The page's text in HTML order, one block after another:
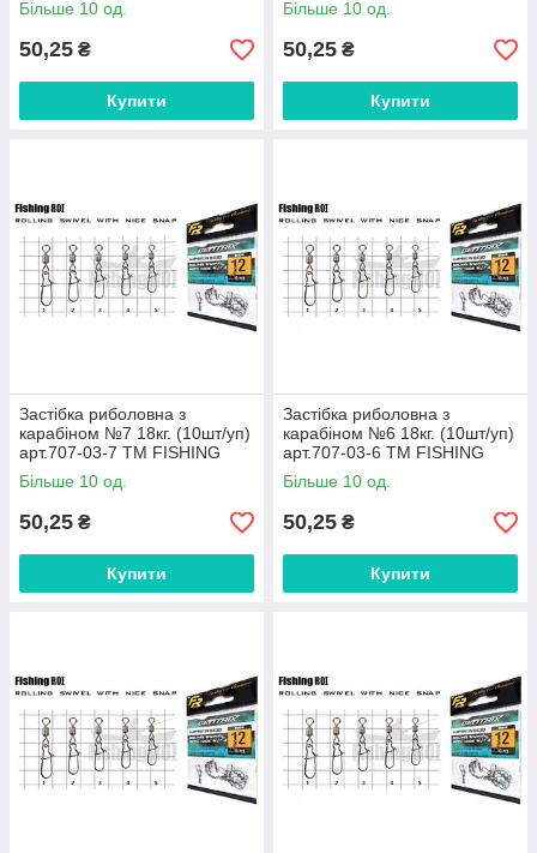
Більше 10 од.
50,25 ₴
Купити
Більше 10 од.
50,25 ₴
Купити
Застібка риболовна з
карабіном №7 18кг. (10шт/уп)
арт.707-03-7 ТМ FISHING
ROI FG
Більше 10 од.
50,25 ₴
Купити
Застібка риболовна з
карабіном №6 18кг. (10шт/уп)
арт.707-03-6 ТМ FISHING
ROI FG
Більше 10 од.
50,25 ₴
Купити